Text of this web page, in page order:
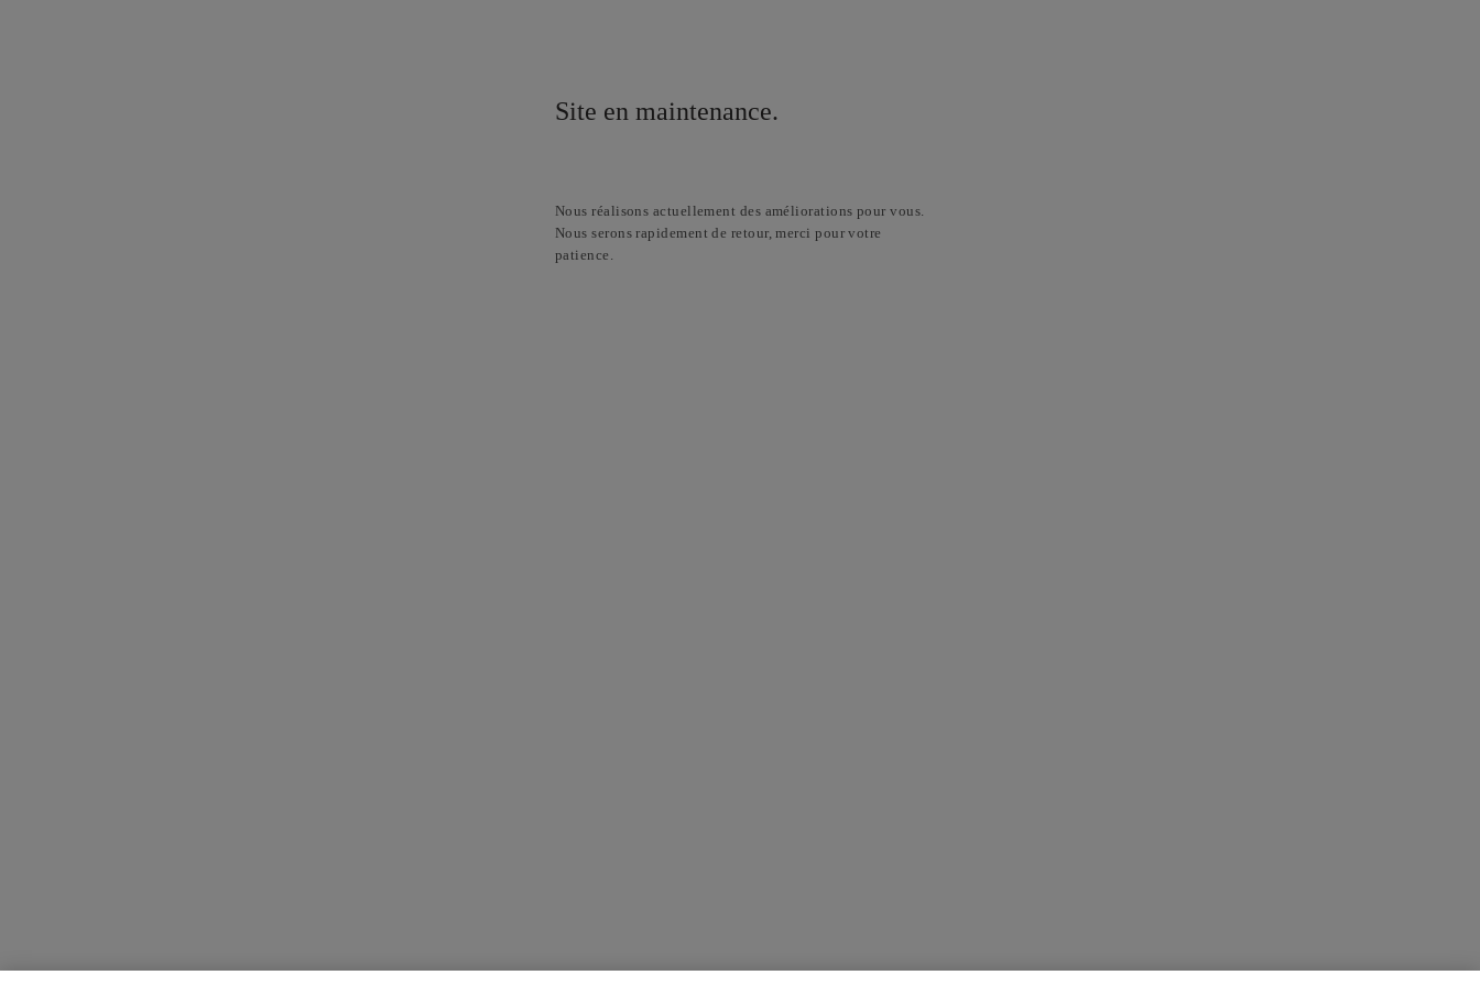
Site en maintenance.
Nous réalisons actuellement des améliorations pour vous.
Nous serons rapidement de retour, merci pour votre
patience.